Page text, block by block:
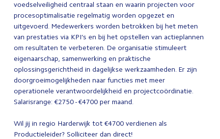
voedselveiligheid centraal staan en waarin projecten voor
procesoptimalisatie regelmatig worden opgezet en
uitgevoerd. Medewerkers worden betrokken bij het meten
van prestaties via KPI’s en bij het opstellen van actieplannen
om resultaten te verbeteren. De organisatie stimuleert
eigenaarschap, samenwerking en praktische
oplossingsgerichtheid in dagelijkse werkzaamheden. Er zijn
doorgroeimogelijkheden naar functies met meer
operationele verantwoordelijkheid en projectcoördinatie.
Salarisrange: €2750 - €4700 per maand.
Wil jij in regio Harderwijk tot €4700 verdienen als
Productieleider? Solliciteer dan direct!